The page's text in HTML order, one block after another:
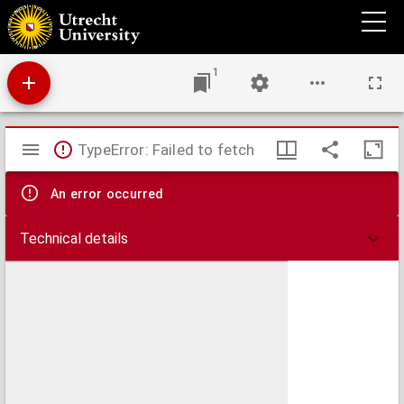
Enige afschriften en genealogische aantekeningen
1
Mirador
viewer
TypeError: Failed to fetch
An error occurred
Technical details